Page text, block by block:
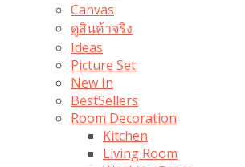
Canvas
ดูสินค้าจริง
Ideas
Picture Set
New In
BestSellers
Room Decoration
Kitchen
Living Room